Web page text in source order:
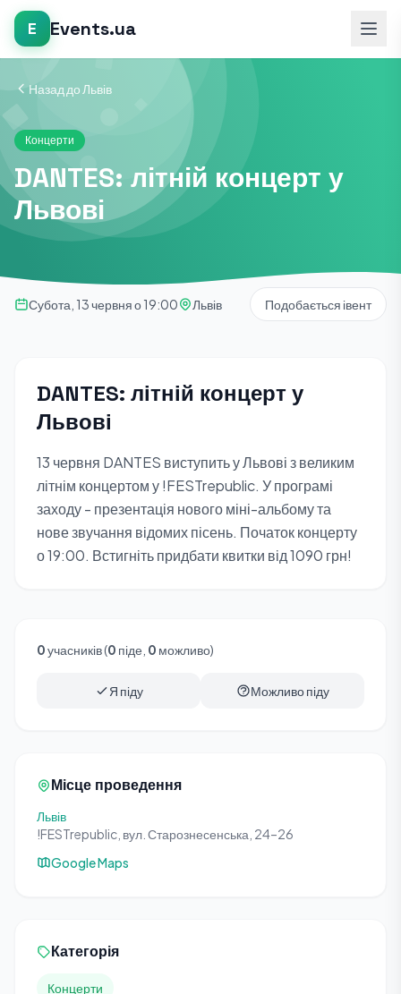
E Events.ua
Назад до Львів
Концерти
DANTES: літній концерт у
Львові
Субота, 13 червня о 19:00 Львів Подобається івент
DANTES: літній концерт у
Львові
13 червня DANTES виступить у Львові з великим
літнім концертом у !FESTrepublic. У програмі
заходу - презентація нового міні-альбому та
нове звучання відомих пісень. Початок концерту
о 19:00. Встигніть придбати квитки від 1090 грн!
0учасників (0 піде, 0 можливо)
Я піду Можливо піду
Місце проведення
Львів
!FESTrepublic, вул. Старознесенська, 24–26
Google Maps
Категорія
Концерти